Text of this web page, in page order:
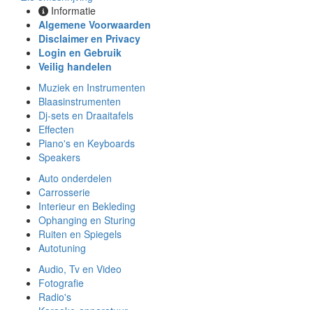
Informatie
Algemene Voorwaarden
Disclaimer en Privacy
Login en Gebruik
Veilig handelen
Muziek en Instrumenten
Blaasinstrumenten
Dj-sets en Draaitafels
Effecten
Piano's en Keyboards
Speakers
Auto onderdelen
Carrosserie
Interieur en Bekleding
Ophanging en Sturing
Ruiten en Spiegels
Autotuning
Audio, Tv en Video
Fotografie
Radio's